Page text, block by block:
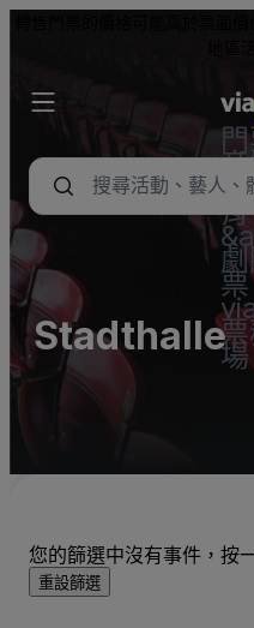
育
場
Stadthalle
您的篩選中沒有事件，按
重設篩選